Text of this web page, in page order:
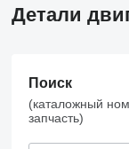
Детали
Поиск
(каталожный
запчасть)